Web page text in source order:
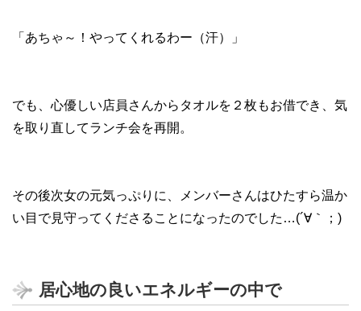
「あちゃ～！やってくれるわー（汗）」
でも、心優しい店員さんからタオルを２枚もお借でき、気
を取り直してランチ会を再開。
その後次女の元気っぷりに、メンバーさんはひたすら温か
い目で見守ってくださることになったのでした…(´∀｀；)
居心地の良いエネルギーの中で